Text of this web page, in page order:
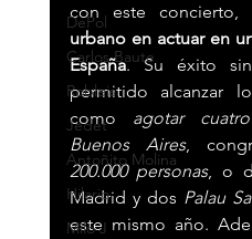
DePol
Carlos Baute
Robleis
Jedet
Antoñito Molina
Hilario
Milo J
con este
urbano en actuar en
España. Su éxito
permitido alcanzar
como agotar
Buenos Aires
200.000 personas, o
Madrid y dos Palau
este mismo año.